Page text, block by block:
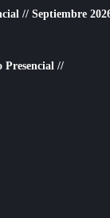
// Septiembre
//